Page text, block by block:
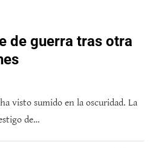
de guerra tras otra
visto sumido en la oscuridad. La
de…